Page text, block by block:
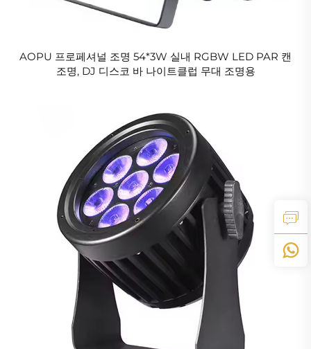
AOPU 프로페셔널 조명 54*3W 실내 RGBW LED PAR 캔
조명, DJ 디스코 바 나이트클럽 무대 조명용